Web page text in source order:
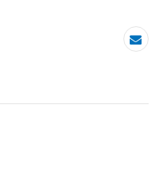
ایمیل کردن